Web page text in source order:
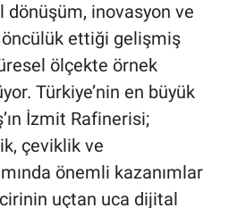
dönüşüm, inovasyon ve
öncülük ettiği gelişmiş
ölçekte örnek
Türkiye’nin en büyük
İzmit Rafinerisi;
çeviklik ve
önemli kazanımlar
uçtan uca dijital